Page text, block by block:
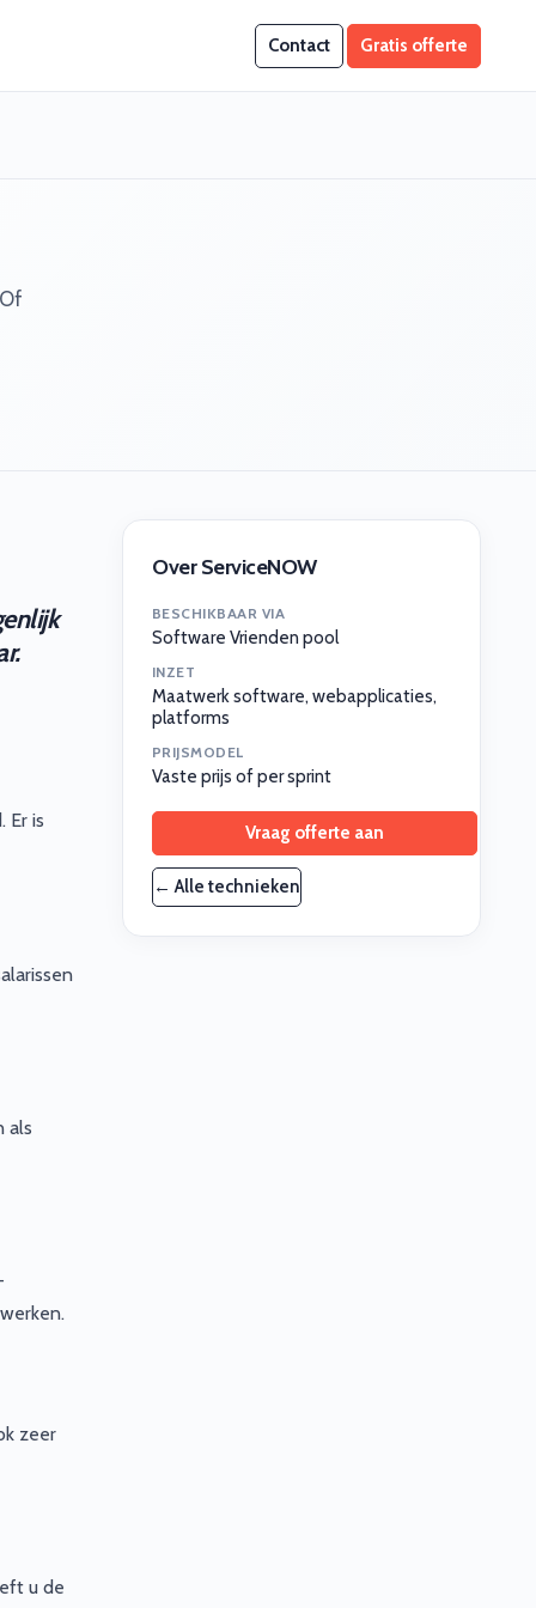
Contact Gratis offerte
Er is
als
zeer
u de
Over ServiceNOW
BESCHIKBAAR VIA
Software Vrienden pool
INZET
Maatwerk software, webapplicaties,
platforms
PRIJSMODEL
Vaste prijs of per sprint
Vraag offerte aan
← Alle technieken